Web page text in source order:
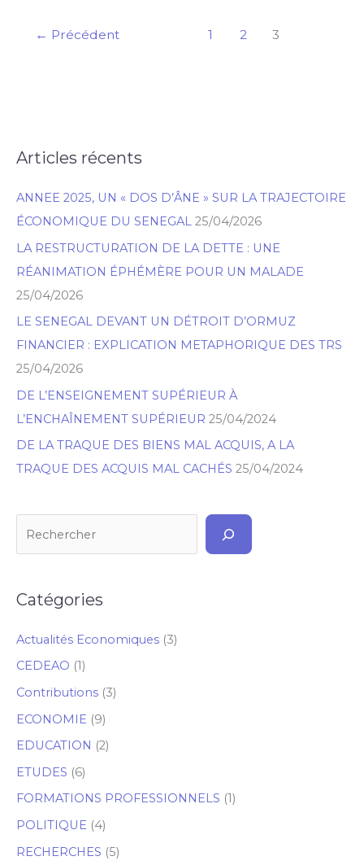
Dieng
← Précédent 1 2 3
Articles récents
ANNEE 2025, UN « DOS D’ÂNE » SUR LA TRAJECTOIRE
ÉCONOMIQUE DU SENEGAL 25/04/2026
LA RESTRUCTURATION DE LA DETTE : UNE
RÉANIMATION ÉPHÉMÈRE POUR UN MALADE
25/04/2026
LE SENEGAL DEVANT UN DÉTROIT D’ORMUZ
FINANCIER : EXPLICATION METAPHORIQUE DES TRS
25/04/2026
DE L’ENSEIGNEMENT SUPÉRIEUR À
L’ENCHAÎNEMENT SUPÉRIEUR 25/04/2024
DE LA TRAQUE DES BIENS MAL ACQUIS, A LA
TRAQUE DES ACQUIS MAL CACHÉS 25/04/2024
R
c
h
e
r
c
h
e
r
Catégories
Actualités Economiques (3)
CEDEAO (1)
Contributions (3)
ECONOMIE (9)
EDUCATION (2)
ETUDES (6)
FORMATIONS PROFESSIONNELS (1)
POLITIQUE (4)
RECHERCHES (5)